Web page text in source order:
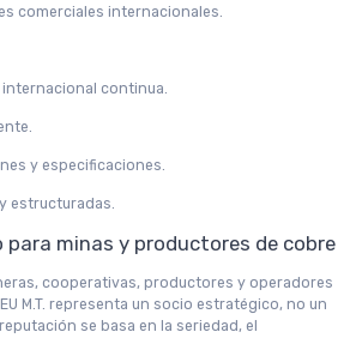
comerciales internacionales.
continua.
y especificaciones.
estructuradas.
minas y productores de cobre
cooperativas, productores y operadores
M.T. representa un socio estratégico, no un
se basa en la seriedad, el